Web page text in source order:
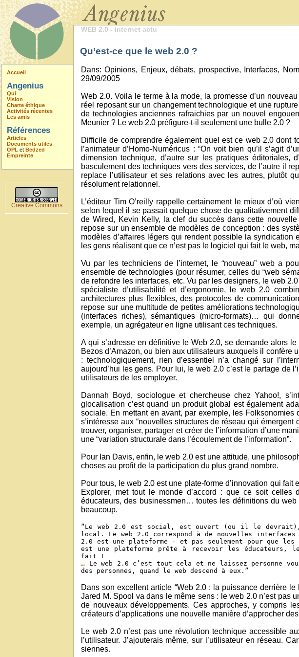
Accueil
Angenius
Qui
Vision
Charte éthique
Activités récentes
Les amis
Références
Articles
Documents utiles
OPL et Bedzed
Empreinte
Creative Commons
WEB 2.0 - internet actu
Qu’est-ce que le web 2.0 ?
Dans: Opinions, Enjeux, débats, prospective, Interfaces,
29/09/2005
Web 2.0. Voila le terme à la mode, la promesse d’un
réel reposant sur un changement technologique et une
de technologies anciennes rafraichies par un nouvel
Meunier ? Le web 2.0 préfigure-t-il seulement une bulle 2.0 ?
Difficile de comprendre également quel est ce web 2.0 dont
l’animateur d’Homo-Numéricus : “On voit bien qu’il s’agit
dimension technique, d’autre sur les pratiques éditoriales,
basculement des techniques vers des services, de l’autre il
replace l’utilisateur et ses relations avec les autres, plutôt
résolument relationnel.
L’éditeur Tim O’reilly rappelle certainement le mieux d’où
selon lequel il se passait quelque chose de qualitativement
de Wired, Kevin Kelly, la clef du succès dans cette
repose sur un ensemble de modèles de conception : des
modèles d’affaires légers qui rendent possible la
les gens réalisent que ce n’est pas le logiciel qui fait le web,
Vu par les techniciens de l’internet, le “nouveau” web a
ensemble de technologies (pour résumer, celles du “web
de refondre les interfaces, etc. Vu par les designers, le web
spécialiste d’utilisabilité et d’ergonomie, le web 2.0
architectures plus flexibles, des protocoles de
repose sur une multitude de petites améliorations
(interfaces riches), sémantiques (micro-formats)… qui
exemple, un agrégateur en ligne utilisant ces techniques.
A qui s’adresse en définitive le Web 2.0, se demande alors
Bezos d’Amazon, ou bien aux utilisateurs auxquels il
: technologiquement, rien d’essentiel n’a changé sur
aujourd’hui les gens. Pour lui, le web 2.0 c’est le partage de
utilisateurs de les employer.
Dannah Boyd, sociologue et chercheuse chez Yahoo!,
glocalisation c’est quand un produit global est également
sociale. En mettant en avant, par exemple, les
s’intéresse aux “nouvelles structures de réseau qui
trouver, organiser, partager et créer de l’information d’une
une “variation structurale dans l’écoulement de l’information”.
Pour Ian Davis, enfin, le web 2.0 est une attitude, une
choses au profit de la participation du plus grand nombre.
Pour tous, le web 2.0 est une plate-forme d’innovation qui
Explorer, met tout le monde d’accord : que ce soit celles
éducateurs, des businessmen… toutes les définitions du
beaucoup.
“Le web 2.0 est social, est ouvert (ou il le
local. Le web 2.0 correspond à de nouvelles interfaces
2.0 est une plateforme - et pas seulement pour que les
est une plateforme prête à recevoir les éducateurs,
fait !
… Le web 2.0 c’est tout cela et ne laissez personne
des personnes, quand le web descend à eux.”
Dans son excellent article “Web 2.0 : la puissance derrière
Jared M. Spool va dans le même sens : le web 2.0 n’est pas
de nouveaux développements. Ces approches, y compris
créateurs d’applications une nouvelle manière d’approcher
Le web 2.0 n’est pas une révolution technique accessible
l’utilisateur. J’ajouterais même, sur l’utilisateur en réseau.
siennes.